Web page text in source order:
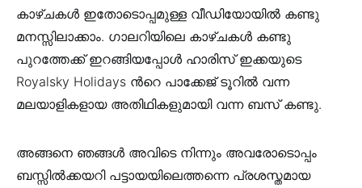
കാഴ്ചകൾ ഇതോടൊപ്പമുള്ള വീഡിയോയിൽ കണ്ടു
മനസ്സിലാക്കാം. ഗാലറിയിലെ കാഴ്ചകൾ കണ്ടു
പുറത്തേക്ക് ഇറങ്ങിയപ്പോൾ ഹാരിസ് ഇക്കയുടെ
Royalsky Holidays ൻറെ പാക്കേജ് ടൂറിൽ വന്ന
മലയാളികളായ അതിഥികളുമായി വന്ന ബസ് കണ്ടു.
അങ്ങനെ ഞങ്ങൾ അവിടെ നിന്നും അവരോടൊപ്പം
ബസ്സിൽക്കയറി പട്ടായയിലെത്തന്നെ പ്രശസ്തമായ